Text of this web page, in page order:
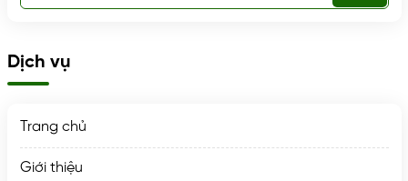
Dịch vụ
Trang chủ
Giới thiệu